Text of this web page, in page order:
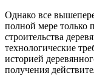
Однако все
полной мере только
строительства
технологические
историей
получения